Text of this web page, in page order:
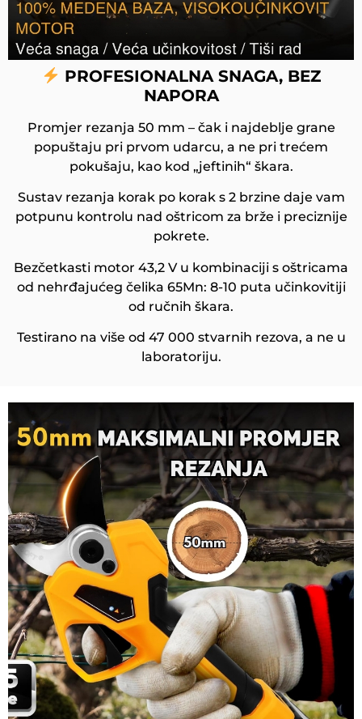
PROFESIONALNA SNAGA, BEZ
NAPORA
Promjer rezanja 50 mm – čak i najdeblje grane
popuštaju pri prvom udarcu, a ne pri trećem
pokušaju, kao kod „jeftinih“ škara.
Sustav rezanja korak po korak s 2 brzine daje vam
potpunu kontrolu nad oštricom za brže i preciznije
pokrete.
Bezčetkasti motor 43,2 V u kombinaciji s oštricama
od nehrđajućeg čelika 65Mn: 8-10 puta učinkovitiji
od ručnih škara.
Testirano na više od 47 000 stvarnih rezova, a ne u
laboratoriju.